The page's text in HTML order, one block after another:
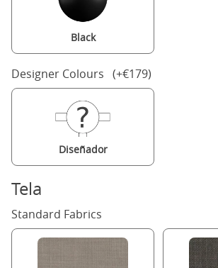
Black
Designer Colours (+€179)
Diseñador
Tela
Standard Fabrics